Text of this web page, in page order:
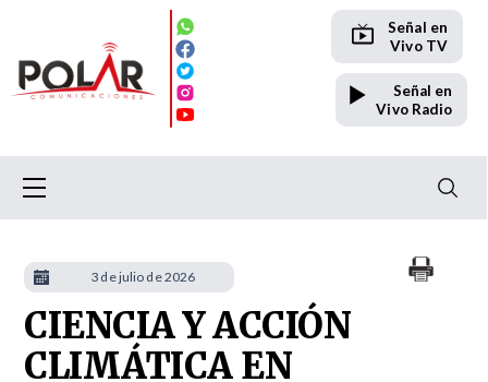
Señal en
Vivo TV
Señal en
Vivo Radio
CIENCIA Y ACCIÓN
CLIMÁTICA EN
3 de julio de 2026